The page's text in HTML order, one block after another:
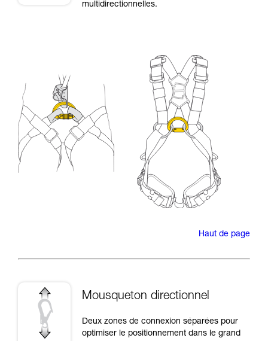
multidirectionnelles.
Haut de page
Mousqueton directionnel
Deux zones de connexion séparées pour
optimiser le positionnement dans le grand